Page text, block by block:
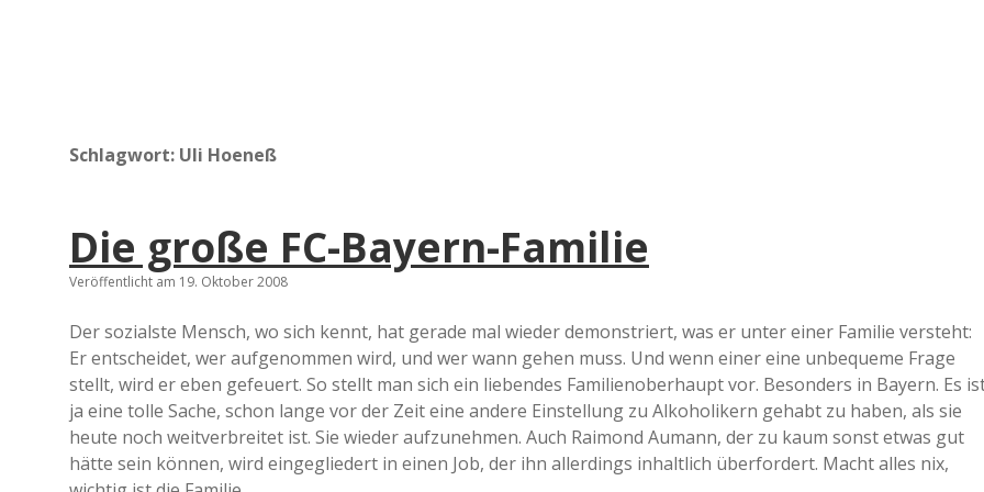
a
d
e
Schlagwort: Uli Hoeneß
Die große FC-Bayern-Familie
Veröffentlicht am 19. Oktober 2008
Der sozialste Mensch, wo sich kennt, hat gerade mal wieder demonstriert, was er unter einer Familie versteht:
Er entscheidet, wer aufgenommen wird, und wer wann gehen muss. Und wenn einer eine unbequeme Frage
stellt, wird er eben gefeuert. So stellt man sich ein liebendes Familienoberhaupt vor. Besonders in Bayern. Es
ja eine tolle Sache, schon lange vor der Zeit eine andere Einstellung zu Alkoholikern gehabt zu haben, als sie
heute noch weitverbreitet ist. Sie wieder aufzunehmen. Auch Raimond Aumann, der zu kaum sonst etwas gut
hätte sein können, wird eingegliedert in einen Job, der ihn allerdings inhaltlich überfordert. Macht alles nix,